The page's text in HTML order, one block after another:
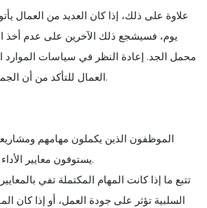
علاوة على ذلك، إذا كان العديد من العمال
يوم، فسيشجع ذلك الآخرين على عدم أخذ
محمل الجد. إعادة النظر في سياسات الموارد
العمال للتأكد من أن الجميع على نفس الصفحة.
الموظفون الذين يكملون مهامهم
يستوفون معايير الأداء الوظيفي الخاصة بهم.
تتبع ما إذا كانت المهام المكتملة تفي
السلبية تؤثر على جودة العمل، أو إذا كان